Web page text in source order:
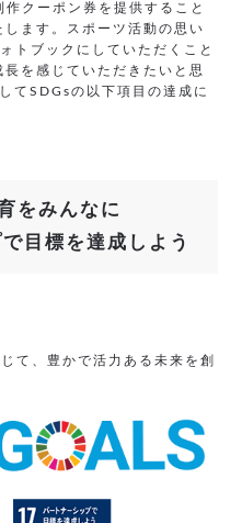
クーポン券を提供すること
ます。スポーツ活動の思い
トブックにしていただくこと
を感じていただきたいと思
てSDGsの以下項目の達成に
をみんなに
目標を達成しよう
て、豊かで活力ある未来を創